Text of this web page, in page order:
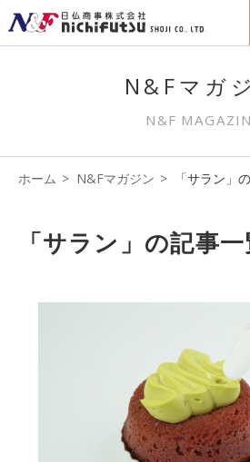
N&Fマガ
N&F
ホーム N&Fマガジン 「サラン」
「サラン」の記事